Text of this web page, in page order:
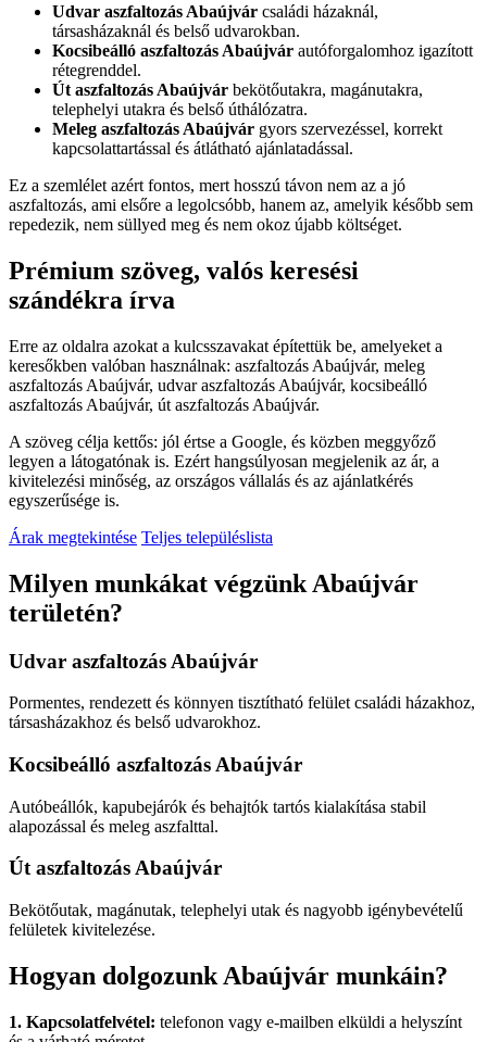
Udvar aszfaltozás Abaújvár családi házaknál,
társasházaknál és belső udvarokban.
Kocsibeálló aszfaltozás Abaújvár autóforgalomhoz igazított
rétegrenddel.
Út aszfaltozás Abaújvár bekötőutakra, magánutakra,
telephelyi utakra és belső úthálózatra.
Meleg aszfaltozás Abaújvár gyors szervezéssel, korrekt
kapcsolattartással és átlátható ajánlatadással.
Ez a szemlélet azért fontos, mert hosszú távon nem az a jó
aszfaltozás, ami elsőre a legolcsóbb, hanem az, amelyik később sem
repedezik, nem süllyed meg és nem okoz újabb költséget.
Prémium szöveg, valós keresési
szándékra írva
Erre az oldalra azokat a kulcsszavakat építettük be, amelyeket a
keresőkben valóban használnak: aszfaltozás Abaújvár, meleg
aszfaltozás Abaújvár, udvar aszfaltozás Abaújvár, kocsibeálló
aszfaltozás Abaújvár, út aszfaltozás Abaújvár.
A szöveg célja kettős: jól értse a Google, és közben meggyőző
legyen a látogatónak is. Ezért hangsúlyosan megjelenik az ár, a
kivitelezési minőség, az országos vállalás és az ajánlatkérés
egyszerűsége is.
Árak megtekintése Teljes településlista
Milyen munkákat végzünk Abaújvár
területén?
Udvar aszfaltozás Abaújvár
Pormentes, rendezett és könnyen tisztítható felület családi házakhoz,
társasházakhoz és belső udvarokhoz.
Kocsibeálló aszfaltozás Abaújvár
Autóbeállók, kapubejárók és behajtók tartós kialakítása stabil
alapozással és meleg aszfalttal.
Út aszfaltozás Abaújvár
Bekötőutak, magánutak, telephelyi utak és nagyobb igénybevételű
felületek kivitelezése.
Hogyan dolgozunk Abaújvár munkáin?
1. Kapcsolatfelvétel: telefonon vagy e-mailben elküldi a helyszínt